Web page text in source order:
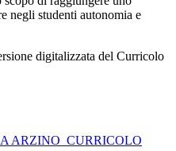
negli studenti autonomia e
digitalizzata del Curricolo
ARZINO_CURRICOLO